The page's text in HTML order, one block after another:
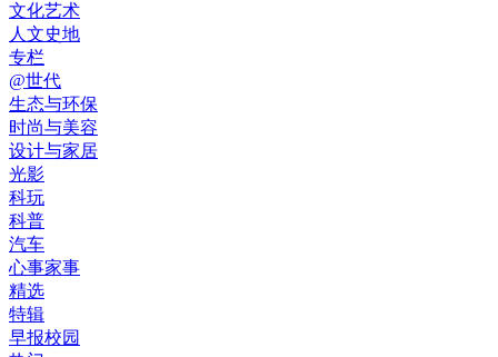
文化艺术
人文史地
专栏
@世代
生态与环保
时尚与美容
设计与家居
光影
科玩
科普
汽车
心事家事
精选
特辑
早报校园